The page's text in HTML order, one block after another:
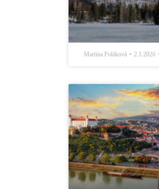
Martina Poláková 2.1.2026